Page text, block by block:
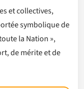
et collectives,
symbolique de
la Nation »,
de mérite et de